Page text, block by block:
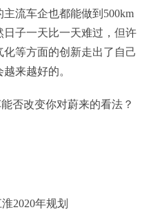
流车企也都能做到500km
日子一天比一天难过，但许
等方面的创新走出了自己
来越好的。
否改变你对蔚来的看法？
2020年规划